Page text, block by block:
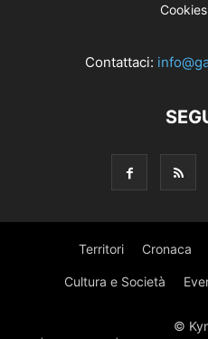
Contattaci:
Territori Cronaca
Cultura e Società
©